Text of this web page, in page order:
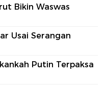
Bikin Waswas
Usai Serangan
Putin Terpaksa